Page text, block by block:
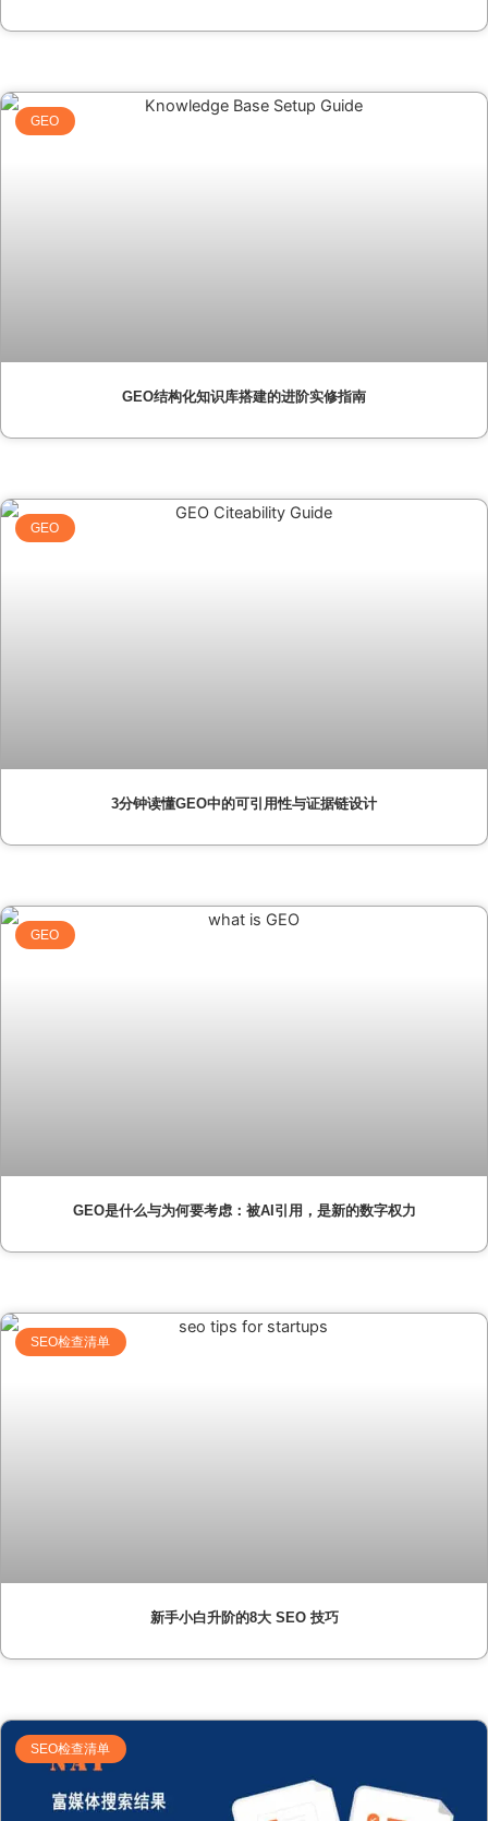
GEO
GEO结构化知识库搭建的进阶实修指南
GEO
3分钟读懂GEO中的可引用性与证据链设计
GEO
GEO是什么与为何要考虑：被AI引用，是新的数字权力
SEO检查清单
新手小白升阶的8大 SEO 技巧
SEO检查清单